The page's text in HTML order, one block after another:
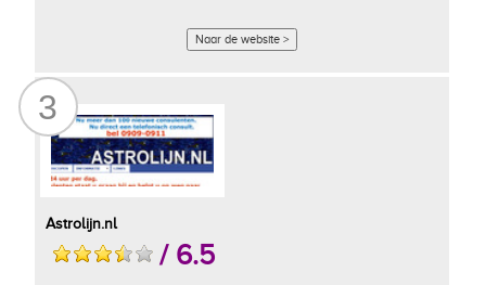
Naar de website >
3
Astrolijn.nl
/ 6.5